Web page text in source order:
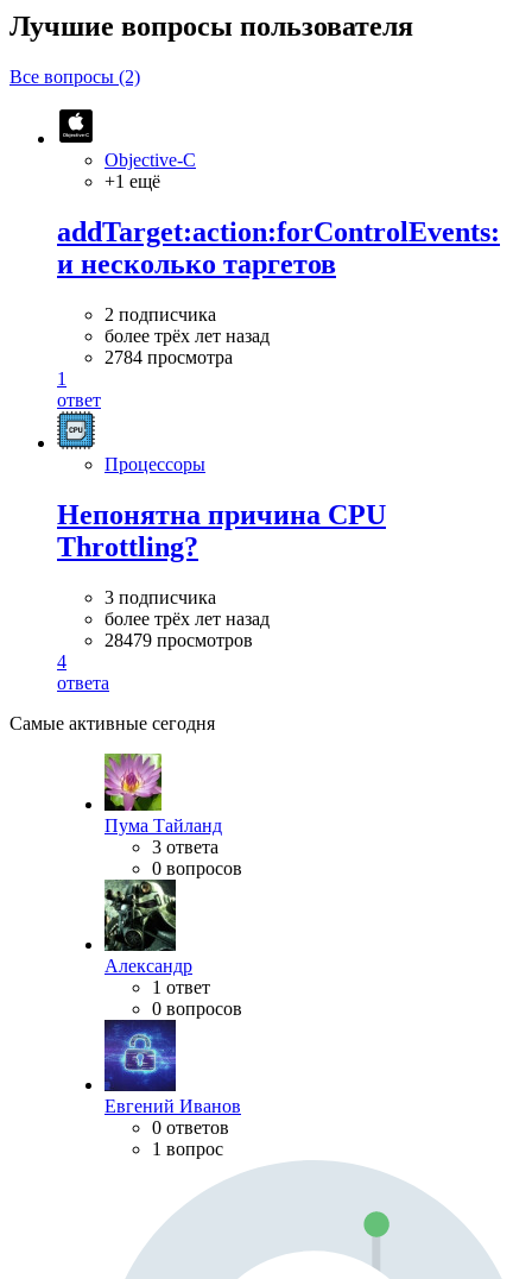
Лучшие вопросы пользователя
Все вопросы (2)
Objective-C
+1 ещё
addTarget:action:forControlEvents:
и несколько таргетов
2 подписчика
более трёх лет назад
2784 просмотра
1
ответ
Процессоры
Непонятна причина CPU
Throttling?
3 подписчика
более трёх лет назад
28479 просмотров
4
ответа
Самые активные сегодня
Пума Тайланд
3 ответа
0 вопросов
Александр
1 ответ
0 вопросов
Евгений Иванов
0 ответов
1 вопрос